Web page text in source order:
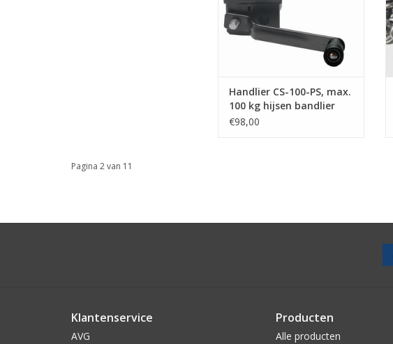
Handlier CS-100-PS, max.
100 kg hijsen bandlier
€98,00
Pagina 2 van 11
Klantenservice
AVG
Producten
Alle producten